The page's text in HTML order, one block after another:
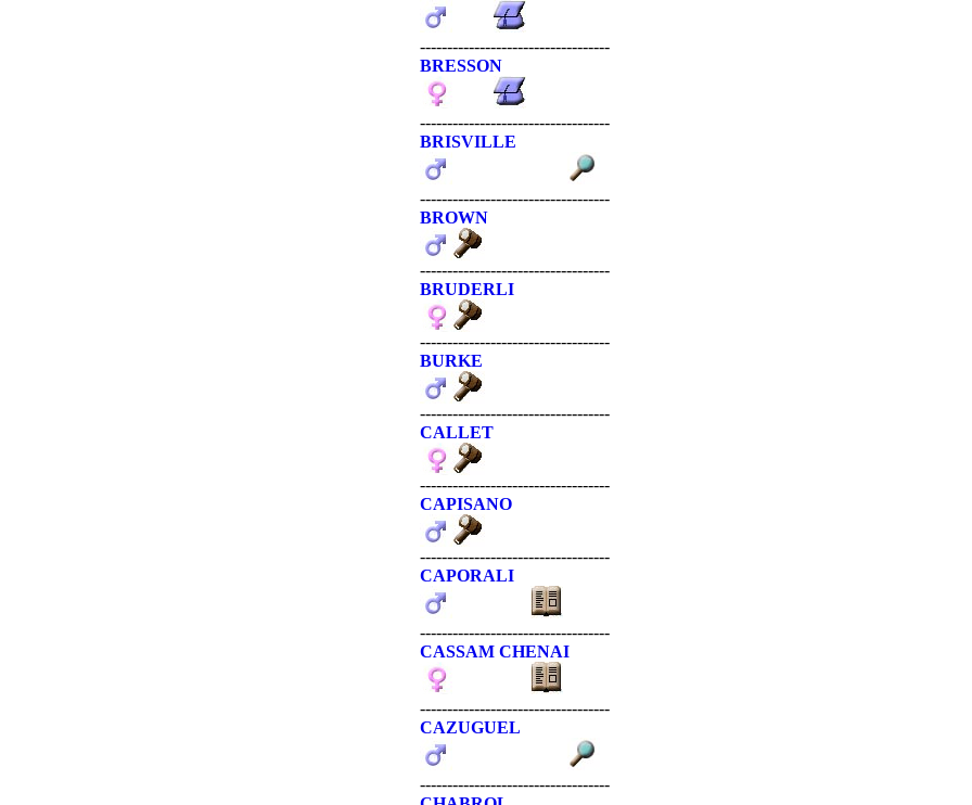
-----------------------------------
BRESSON
-----------------------------------
BRISVILLE
-----------------------------------
BROWN
-----------------------------------
BRUDERLI
-----------------------------------
BURKE
-----------------------------------
CALLET
-----------------------------------
CAPISANO
-----------------------------------
CAPORALI
-----------------------------------
CASSAM CHENAI
-----------------------------------
CAZUGUEL
-----------------------------------